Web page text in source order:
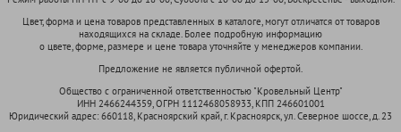
Цвет, форма и цена товаров представленных в каталоге, могут отличатся от товаров
находящихся на складе. Более подробную информацию
о цвете, форме, размере и цене товара уточняйте у менеджеров компании.
Предложение не является публичной офертой.
Общество с ограниченной ответственностью "Кровельный Центр"
ИНН 2466244359, ОГРН 1112468058933, КПП 246601001
Юридический адрес: 660118, Красноярский край, г. Красноярск, ул. Северное шоссе, д. 23